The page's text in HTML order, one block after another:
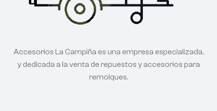
Accesorios La Campiña es una empresa especializada,
y dedicada a la venta de repuestos y accesorios para
remolques.